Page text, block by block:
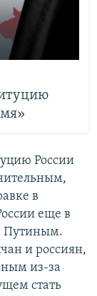
России
в
еще в
Путиным.
и россиян,
из-за
стать